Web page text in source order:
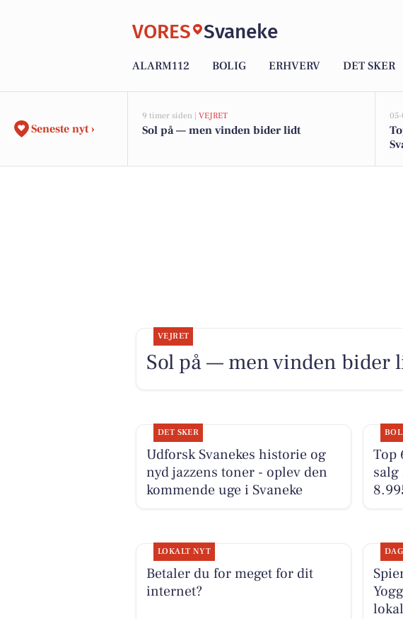
VORES Svaneke
ALARM112 BOLIG ERHVERV DET SKER
Seneste nyt ›
9 timer siden | VEJRET
Sol på — men vinden bider lidt
05-
VEJRET
Sol på — men vinden bider
DET SKER
Udforsk Svanekes historie og
nyd jazzens toner - oplev den
kommende uge i Svaneke
Top
salg
LOKALT NYT
Betaler du for meget for dit
internet?